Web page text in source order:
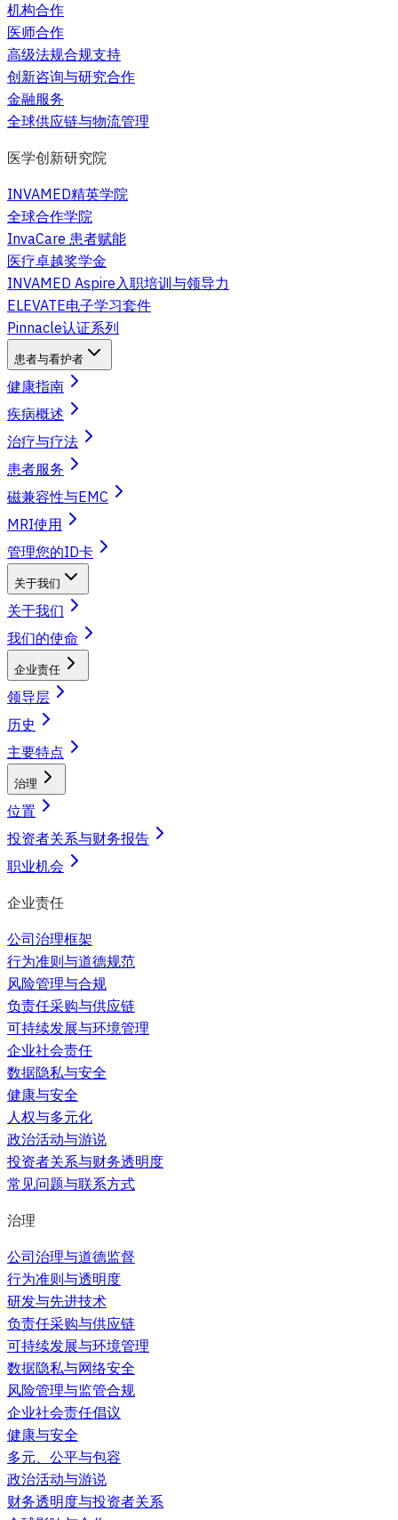
机构合作
医师合作
高级法规合规支持
创新咨询与研究合作
金融服务
全球供应链与物流管理
医学创新研究院
INVAMED精英学院
全球合作学院
InvaCare 患者赋能
医疗卓越奖学金
INVAMED Aspire入职培训与领导力
ELEVATE电子学习套件
Pinnacle认证系列
患者与看护者
健康指南
疾病概述
治疗与疗法
患者服务
磁兼容性与EMC
MRI使用
管理您的ID卡
关于我们
关于我们
我们的使命
企业责任
领导层
历史
主要特点
治理
位置
投资者关系与财务报告
职业机会
企业责任
公司治理框架
行为准则与道德规范
风险管理与合规
负责任采购与供应链
可持续发展与环境管理
企业社会责任
数据隐私与安全
健康与安全
人权与多元化
政治活动与游说
投资者关系与财务透明度
常见问题与联系方式
治理
公司治理与道德监督
行为准则与透明度
研发与先进技术
负责任采购与供应链
可持续发展与环境管理
数据隐私与网络安全
风险管理与监管合规
企业社会责任倡议
健康与安全
多元、公平与包容
政治活动与游说
财务透明度与投资者关系